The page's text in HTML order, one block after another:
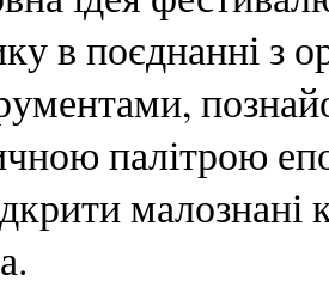
в поєднанні з
палітрою
малознані